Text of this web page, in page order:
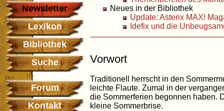
Newsletter
Lexikon
Bibliothek
Suche
Forum
Kontakt
Neues in der Bibliothek
Update: Asterix MAX!
Idefix und die
Vorwort
Traditionell herrscht in den
leichte Flaute. Zumal in der
die Sommerferien begonnen haben.
kleine Sommerbrise.